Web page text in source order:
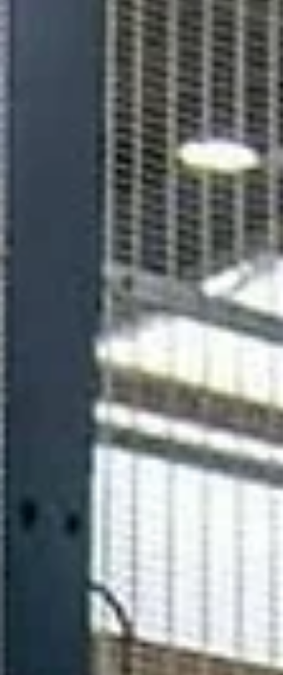
vrijheid in je werkzaamheden krijgt. Lees
dan verder, wellicht is deze vacature iets
is een groothand